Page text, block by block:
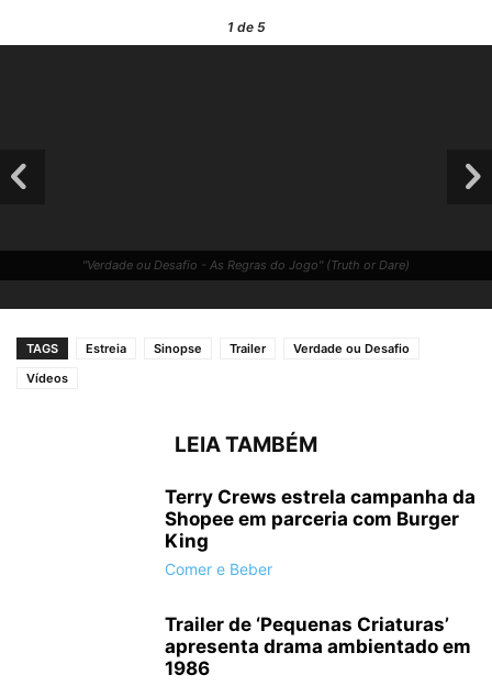
1de 5
"Verdade ou Desafio - As Regras do Jogo" (Truth or Dare)
"Verdade ou Desafio - As Regras do Jogo" (Truth or Dare)
TAGS Estreia Sinopse Trailer
Verdade ou Desafio
Vídeos
LEIA TAMBÉM
Terry Crews estrela campanha da
Shopee em parceria com Burger
King
Comer e Beber
Trailer de ‘Pequenas Criaturas’
apresenta drama ambientado em
1986